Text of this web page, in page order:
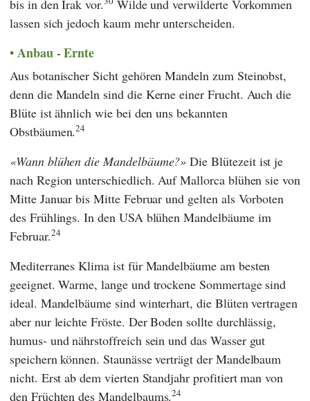
bis in den Irak vor.
Wilde und verwilderte Vorkommen
lassen sich jedoch kaum mehr unterscheiden.
Anbau - Ernte
Aus botanischer Sicht gehören Mandeln zum Steinobst,
denn die Mandeln sind die Kerne einer Frucht. Auch die
Blüte ist ähnlich wie bei den uns bekannten
Obstbäumen.24
Wann blühen die Mandelbäume? Die Blütezeit ist je
nach Region unterschiedlich. Auf Mallorca blühen sie von
Mitte Januar bis Mitte Februar und gelten als Vorboten
des Frühlings. In den USA blühen Mandelbäume im
Februar.24
Mediterranes Klima ist für Mandelbäume am besten
geeignet. Warme, lange und trockene Sommertage sind
ideal. Mandelbäume sind winterhart, die Blüten vertragen
aber nur leichte Fröste. Der Boden sollte durchlässig,
humus- und nährstoffreich sein und das Wasser gut
speichern können. Staunässe verträgt der Mandelbaum
nicht. Erst ab dem vierten Standjahr profitiert man von
den Früchten des Mandelbaums.24